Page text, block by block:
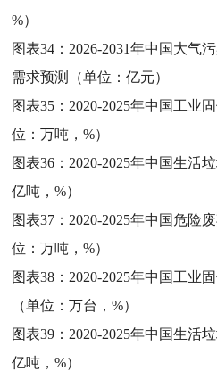
%）
图表34： 2026-2031年中国大气
需求预测（单位：亿元）
图表35： 2020-2025年中国工业
位：万吨，%）
图表36： 2020-2025年中国生活
亿吨，%）
图表37： 2020-2025年中国危险
位：万吨，%）
图表38： 2020-2025年中国工业
（单位：万台，%）
图表39： 2020-2025年中国生活
亿吨，%）